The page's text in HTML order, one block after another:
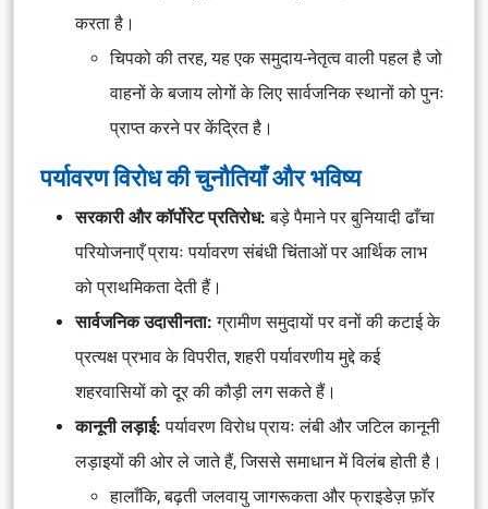
करता है।
चिपको की तरह, यह एक समुदाय-नेतृत्व वाली पहल है जो
वाहनों के बजाय लोगों के लिए सार्वजनिक स्थानों को पुनः
प्राप्त करने पर केंद्रित है।
पर्यावरण विरोध की चुनौतियाँ और भविष्य
सरकारी और कॉर्पोरेट प्रतिरोध:बड़े पैमाने पर बुनियादी ढाँचा
परियोजनाएँ प्रायः पर्यावरण संबंधी चिंताओं पर आर्थिक लाभ
को प्राथमिकता देती हैं।
सार्वजनिक उदासीनता:ग्रामीण समुदायों पर वनों की कटाई के
प्रत्यक्ष प्रभाव के विपरीत, शहरी पर्यावरणीय मुद्दे कई
शहरवासियों को दूर की कौड़ी लग सकते हैं।
कानूनी लड़ाई:पर्यावरण विरोध प्रायः लंबी और जटिल कानूनी
लड़ाइयों की ओर ले जाते हैं, जिससे समाधान में विलंब होती है।
हालाँकि, बढ़ती जलवायु जागरूकता और फ्राइडेज़ फ़ॉर